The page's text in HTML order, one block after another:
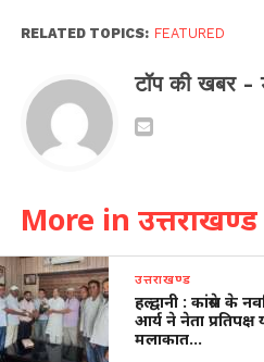
RELATED TOPICS: FEATURED
टॉप की खबर -
More in उत्तराखण्ड
उत्तराखण्ड
हल्द्वानी : कांग्रेस के
आर्य ने नेता
मलाकात…